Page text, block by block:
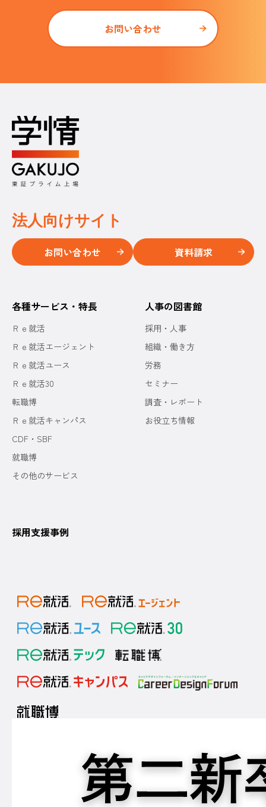
お問い合わせ
法人向けサイト
お問い合わせ 資料請求
各種サービス・特長
Ｒｅ就活
Ｒｅ就活エージェント
Ｒｅ就活ユース
Ｒｅ就活30
転職博
Ｒｅ就活キャンパス
CDF・SBF
就職博
その他のサービス
採用支援事例
人事の図書館
採用・人事
組織・働き方
労務
セミナー
調査・レポート
お役立ち情報